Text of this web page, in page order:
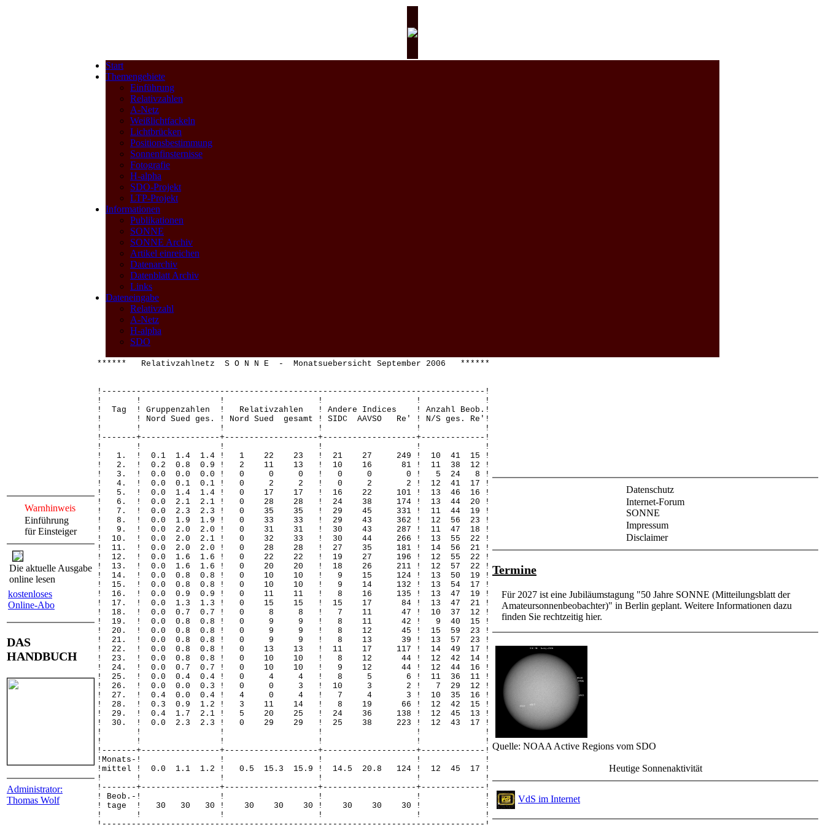
Start
Themengebiete
Einführung
Relativzahlen
A-Netz
Weißlichtfackeln
Lichtbrücken
Positionsbestimmung
Sonnenfinsternisse
Fotografie
H-alpha
SDO-Projekt
LTP-Projekt
Informationen
Publikationen
SONNE
SONNE Archiv
Artikel einreichen
Datenarchiv
Datenblatt Archiv
Links
Dateneingabe
Relativzahl
A-Netz
H-alpha
SDO
Warnhinweis
Einführung
für Einsteiger
Die aktuelle Ausgabe
online lesen
kostenloses
Online-Abo
DAS
HANDBUCH
Administrator:
Thomas Wolf
****** Relativzahlnetz S O N N E - Monatsuebersicht September 2006 ******
!------------------------------------------------------------------------------!
! ! ! ! ! !
! Tag ! Gruppenzahlen ! Relativzahlen ! Andere Indices ! Anzahl Beob.!
! ! Nord Sued ges. ! Nord Sued gesamt ! SIDC AAVSO Re' ! N/S ges. Re'!
! ! ! ! ! !
!-------+----------------+-------------------+-------------------+-------------!
! ! ! ! ! !
! 1. ! 0.1 1.4 1.4 ! 1 22 23 ! 21 27 249 ! 10 41 15 !
! 2. ! 0.2 0.8 0.9 ! 2 11 13 ! 10 16 81 ! 11 38 12 !
! 3. ! 0.0 0.0 0.0 ! 0 0 0 ! 0 0 0 ! 5 24 8 !
! 4. ! 0.0 0.1 0.1 ! 0 2 2 ! 0 2 2 ! 12 41 17 !
! 5. ! 0.0 1.4 1.4 ! 0 17 17 ! 16 22 101 ! 13 46 16 !
! 6. ! 0.0 2.1 2.1 ! 0 28 28 ! 24 38 174 ! 13 44 20 !
! 7. ! 0.0 2.3 2.3 ! 0 35 35 ! 29 45 331 ! 11 44 19 !
! 8. ! 0.0 1.9 1.9 ! 0 33 33 ! 29 43 362 ! 12 56 23 !
! 9. ! 0.0 2.0 2.0 ! 0 31 31 ! 30 43 287 ! 11 47 18 !
! 10. ! 0.0 2.0 2.1 ! 0 32 33 ! 30 44 266 ! 13 55 22 !
! 11. ! 0.0 2.0 2.0 ! 0 28 28 ! 27 35 181 ! 14 56 21 !
! 12. ! 0.0 1.6 1.6 ! 0 22 22 ! 19 27 196 ! 12 55 22 !
! 13. ! 0.0 1.6 1.6 ! 0 20 20 ! 18 26 211 ! 12 57 22 !
! 14. ! 0.0 0.8 0.8 ! 0 10 10 ! 9 15 124 ! 13 50 19 !
! 15. ! 0.0 0.8 0.8 ! 0 10 10 ! 9 14 132 ! 13 54 17 !
! 16. ! 0.0 0.9 0.9 ! 0 11 11 ! 8 16 135 ! 13 47 19 !
! 17. ! 0.0 1.3 1.3 ! 0 15 15 ! 15 17 84 ! 13 47 21 !
! 18. ! 0.0 0.7 0.7 ! 0 8 8 ! 7 11 47 ! 10 37 12 !
! 19. ! 0.0 0.8 0.8 ! 0 9 9 ! 8 11 42 ! 9 40 15 !
! 20. ! 0.0 0.8 0.8 ! 0 9 9 ! 8 12 45 ! 15 59 23 !
! 21. ! 0.0 0.8 0.8 ! 0 9 9 ! 8 13 39 ! 13 57 23 !
! 22. ! 0.0 0.8 0.8 ! 0 13 13 ! 11 17 117 ! 14 49 17 !
! 23. ! 0.0 0.8 0.8 ! 0 10 10 ! 8 12 44 ! 12 42 14 !
! 24. ! 0.0 0.7 0.7 ! 0 10 10 ! 9 12 44 ! 12 44 16 !
! 25. ! 0.0 0.4 0.4 ! 0 4 4 ! 8 5 6 ! 11 36 11 !
! 26. ! 0.0 0.0 0.3 ! 0 0 3 ! 10 3 2 ! 7 29 12 !
! 27. ! 0.4 0.0 0.4 ! 4 0 4 ! 7 4 3 ! 10 35 16 !
! 28. ! 0.3 0.9 1.2 ! 3 11 14 ! 8 19 66 ! 12 42 15 !
! 29. ! 0.4 1.7 2.1 ! 5 20 25 ! 24 36 138 ! 12 45 13 !
! 30. ! 0.0 2.3 2.3 ! 0 29 29 ! 25 38 223 ! 12 43 17 !
! ! ! ! ! !
! ! ! ! ! !
!-------+----------------+-------------------+-------------------+-------------!
!Monats-! ! ! ! !
!mittel ! 0.0 1.1 1.2 ! 0.5 15.3 15.9 ! 14.5 20.8 124 ! 12 45 17 !
! ! ! ! ! !
!-------+----------------+-------------------+-------------------+-------------!
! Beob.-! ! ! ! !
! tage ! 30 30 30 ! 30 30 30 ! 30 30 30 ! !
! ! ! ! ! !
Datenschutz
Internet-Forum
SONNE
Impressum
Disclaimer
Termine
Für 2027 ist eine Jubiläumstagung "50 Jahre SONNE (Mitteilungsblatt der
Amateursonnenbeobachter)" in Berlin geplant. Weitere Informationen dazu
finden Sie rechtzeitig hier.
Quelle: NOAA Active Regions vom SDO
Heutige Sonnenaktivität
VdS im Internet